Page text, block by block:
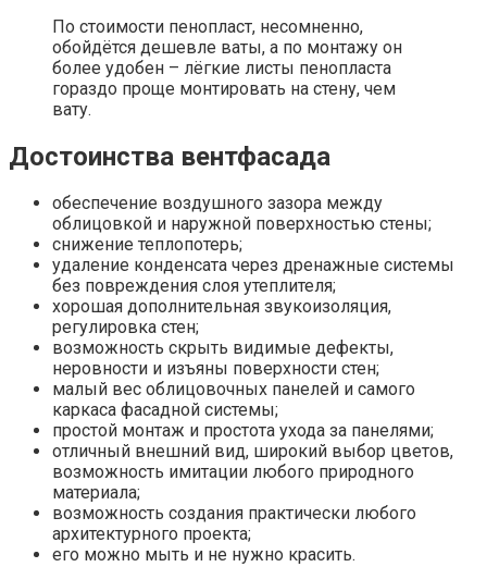
По стоимости пенопласт, несомненно,
обойдётся дешевле ваты, а по монтажу он
более удобен – лёгкие листы пенопласта
гораздо проще монтировать на стену, чем
вату.
Достоинства вентфасада
обеспечение воздушного зазора между
облицовкой и наружной поверхностью стены;
снижение теплопотерь;
удаление конденсата через дренажные системы
без повреждения слоя утеплителя;
хорошая дополнительная звукоизоляция,
регулировка стен;
возможность скрыть видимые дефекты,
неровности и изъяны поверхности стен;
малый вес облицовочных панелей и самого
каркаса фасадной системы;
простой монтаж и простота ухода за панелями;
отличный внешний вид, широкий выбор цветов,
возможность имитации любого природного
материала;
возможность создания практически любого
архитектурного проекта;
его можно мыть и не нужно красить.